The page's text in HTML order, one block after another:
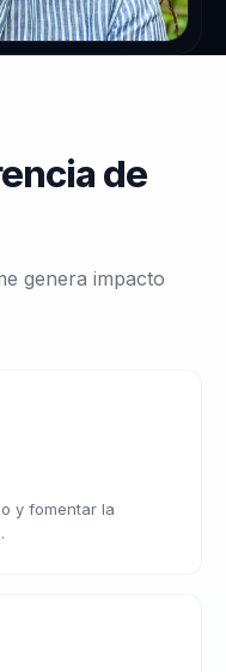
de
genera impacto
y fomentar la